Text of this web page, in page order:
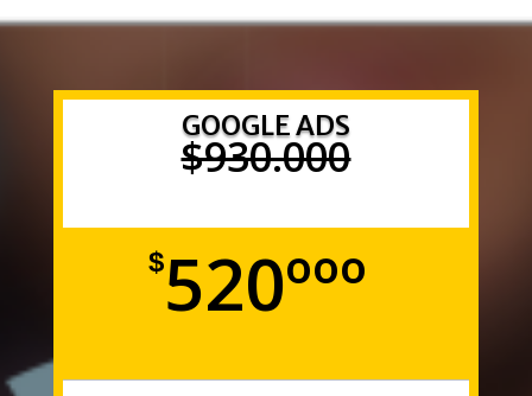
GOOGLE ADS
$930.000
$520ººº